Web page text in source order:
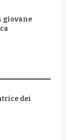
giovane
dei